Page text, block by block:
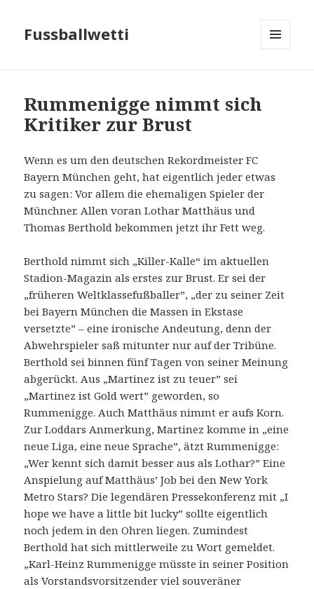
Fussballwetti
Rummenigge nimmt sich
Kritiker zur Brust
Wenn es um den deutschen Rekordmeister FC
Bayern München geht, hat eigentlich jeder etwas
zu sagen: Vor allem die ehemaligen Spieler der
Münchner. Allen voran Lothar Matthäus und
Thomas Berthold bekommen jetzt ihr Fett weg.
Berthold nimmt sich „Killer-Kalle“ im aktuellen
Stadion-Magazin als erstes zur Brust. Er sei der
„früheren Weltklassefußballer”, „der zu seiner Zeit
bei Bayern München die Massen in Ekstase
versetzte” – eine ironische Andeutung, denn der
Abwehrspieler saß mitunter nur auf der Tribüne.
Berthold sei binnen fünf Tagen von seiner Meinung
abgerückt. Aus „Martinez ist zu teuer” sei
„Martinez ist Gold wert” geworden, so
Rummenigge. Auch Matthäus nimmt er aufs Korn.
Zur Loddars Anmerkung, Martinez komme in „eine
neue Liga, eine neue Sprache”, ätzt Rummenigge:
„Wer kennt sich damit besser aus als Lothar?” Eine
Anspielung auf Matthäus’ Job bei den New York
Metro Stars? Die legendären Pressekonferenz mit „I
hope we have a little bit lucky” sollte eigentlich
noch jedem in den Ohren liegen. Zumindest
Berthold hat sich mittlerweile zu Wort gemeldet.
„Karl-Heinz Rummenigge müsste in seiner Position
als Vorstandsvorsitzender viel souveräner